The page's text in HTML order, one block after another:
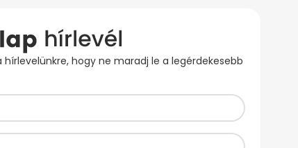
hírlevelünkre, hogy ne maradj le a legérdekesebb